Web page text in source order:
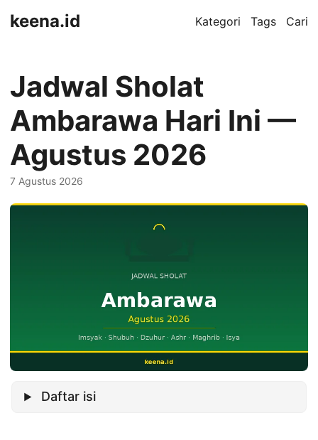
keena.id Kategori Tags Cari
Jadwal Sholat
Ambarawa Hari Ini —
Agustus 2026
7 Agustus 2026
Daftar isi